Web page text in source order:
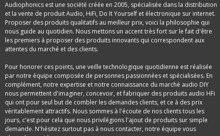
Audiophonics est une société créée en 2005, spécialisée dans la distribution
et la vente de produit Audio, HiFi, Do It Yourself et électronique sur internet.
Proposer des produits qualitatifs au meilleur prix, voici la philosophie qui
nous guide au quotidien. Nous mettons un accent très fort sur le fait d'être
les premiers à proposer des produits innovants qui correspondent aux
attentes du marché et des clients.
Pour honorer ces points, une veille technologique quotidienne est réalisée
par notre équipe composée de personnes passionnées et spécialisées. En
complément, notre expertise et notre connaissance du marché audio DIY
nous permettent d'imaginer, concevoir, et fabriquer des produits audio HFi
qui ont pour seul but de combler les demandes clients, et ce à des prix
véritablement attractifs. Nous sommes à l'écoute de nos clients tous les
jours, c'est pour cela que nous privilégions l'ajout de produits sur simple
demande. N'hésitez surtout pas à nous contacter, notre équipe vous